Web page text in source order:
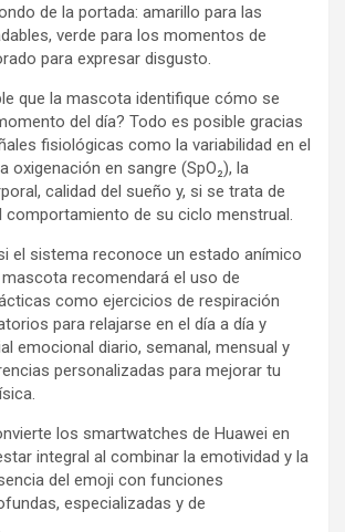
de la portada: amarillo para las
verde para los momentos de
para expresar disgusto.
que la mascota identifique cómo se
del día? Todo es posible gracias
fisiológicas como la variabilidad en el
oxigenación en sangre (SpO₂), la
calidad del sueño y, si se trata de
comportamiento de su ciclo menstrual.
el sistema reconoce un estado anímico
recomendará el uso de
como ejercicios de respiración
para relajarse en el día a día y
emocional diario, semanal, mensual y
personalizadas para mejorar tu
los smartwatches de Huawei en
integral al combinar la emotividad y la
del emoji con funciones
especializadas y de